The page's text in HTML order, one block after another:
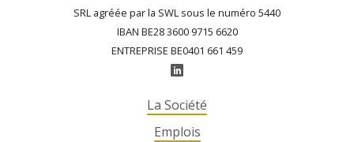
SRL agréée par la SWL sous le numéro 5440
IBAN BE28 3600 9715 6620
ENTREPRISE BE0401 661 459
La Société
Emplois